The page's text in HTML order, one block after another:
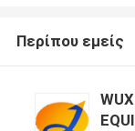
Περίπου εμείς